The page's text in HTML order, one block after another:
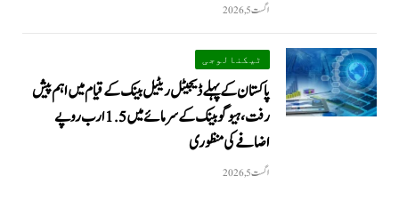
اگست 5, 2026
ٹیکنالوجی
پاکستان کے پہلے ڈیجیٹل ریٹیل بینک کے قیام میں اہم پیش
رفت، ہیوگو بینک کے سرمائے میں 1.5 ارب روپے
اضافے کی منظوری
اگست 5, 2026